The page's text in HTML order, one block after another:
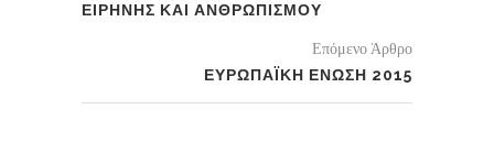
ΕΙΡΗΝΗΣ ΚΑΙ ΑΝΘΡΩΠΙΣΜΟΥ
Επόμενο Άρθρο
ΕΥΡΩΠΑΪΚΗ ΕΝΩΣΗ 2015